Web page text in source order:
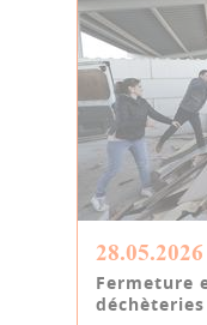
28.05.2026
Fermeture
déchèteries